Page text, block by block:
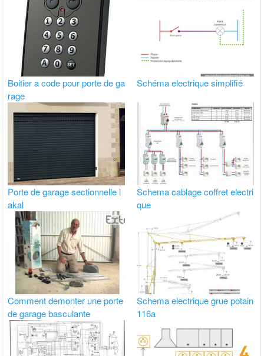
Boitier a code pour porte de ga
rage
Schéma electrique simplifié
Porte de garage sectionnelle l
akal
Schema cablage coffret electri
que
Comment demonter une porte
de garage basculante
Schema electrique grue potain
116a